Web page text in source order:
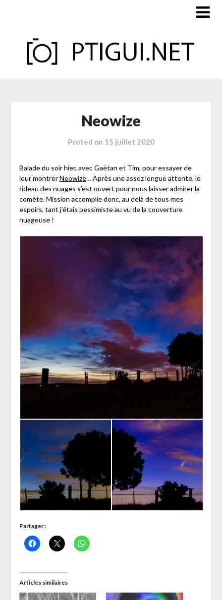
Neowize
Posted on 15 juillet 2020
Balade du soir hier, avec Gaëtan et Tim, pour essayer de
leur montrerNeowize… Après une assez longue attente, le
rideau des nuages s’est ouvert pour nous laisser admirer la
comète. Mission accomplie donc, au delà de tous mes
espoirs, tant j’étais pessimiste au vu de la couverture
nuageuse !
Partager :
Articles similaires